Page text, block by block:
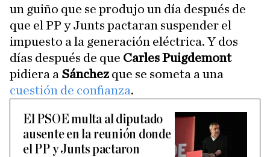
un guiño que se produjo un día después de
que el PP y Junts pactaran suspender el
impuesto a la generación eléctrica. Y dos
días después de que Carles Puigdemont
pidiera a Sánchezque se someta a una
cuestión de confianza.
El PSOE multa al diputado
ausente en la reunión donde
el PP y Junts pactaron